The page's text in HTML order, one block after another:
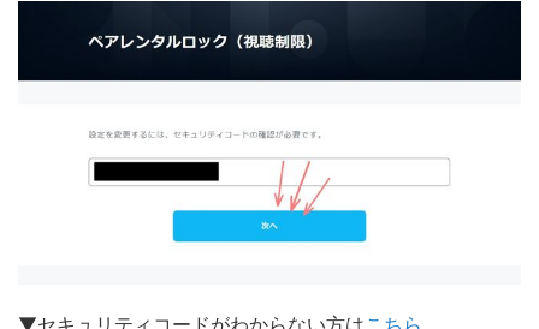
▼セキュリティコードがわからない方はこちら